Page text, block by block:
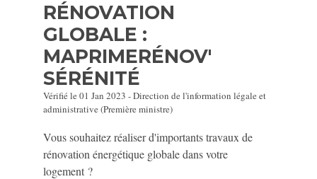
RÉNOVATION
GLOBALE :
MAPRIMERÉNOV'
SÉRÉNITÉ
Vérifié le 01 Jan 2023 - Direction de l'information légale et
administrative (Première ministre)
Vous souhaitez réaliser d'importants travaux de
rénovation énergétique globale dans votre
logement ?